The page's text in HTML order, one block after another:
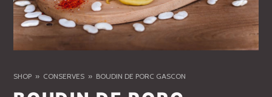
SHOP CONSERVES BOUDIN DE PORC GASCON